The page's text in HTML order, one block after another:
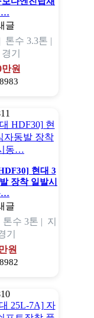
…
톤수 3.3톤 |
경기
만원
현대 3
장착 일발시
…
톤수 3톤 | 지
기
원